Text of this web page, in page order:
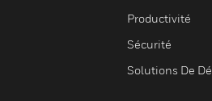
Productivité
Sécurité
Solutions De